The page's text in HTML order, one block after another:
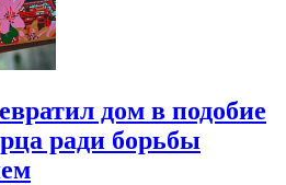
дом в подобие
ради борьбы